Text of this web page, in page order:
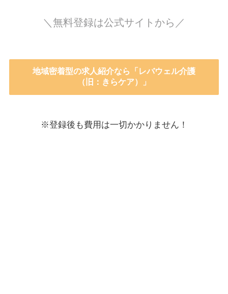
＼無料登録は公式サイトから／
地域密着型の求人紹介なら「レバウェル介護
（旧：きらケア）」
※登録後も費用は一切かかりません！